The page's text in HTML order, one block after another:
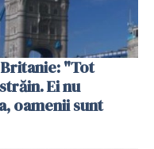
"Tot
Ei nu
oamenii sunt